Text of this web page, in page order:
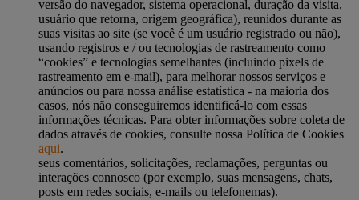
versão do navegador, sistema operacional, duração da visita,
usuário que retorna, origem geográfica), reunidos durante as
suas visitas ao site (se você é um usuário registrado ou não),
usando registros e / ou tecnologias de rastreamento como
“cookies” e tecnologias semelhantes (incluindo pixels de
rastreamento em e-mail), para melhorar nossos serviços e
anúncios ou para nossa análise estatística - na maioria dos
casos, nós não conseguiremos identificá-lo com essas
informações técnicas. Para obter informações sobre coleta de
dados através de cookies, consulte nossa Política de Cookies
aqui.
seus comentários, solicitações, reclamações, perguntas ou
interações connosco (por exemplo, suas mensagens, chats,
posts em redes sociais, e-mails ou telefonemas).